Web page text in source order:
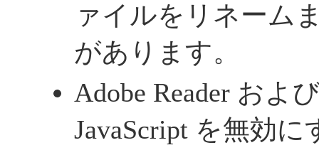
ァイルをリネーム
があります。
Adobe Reader およ
JavaScript を無効に